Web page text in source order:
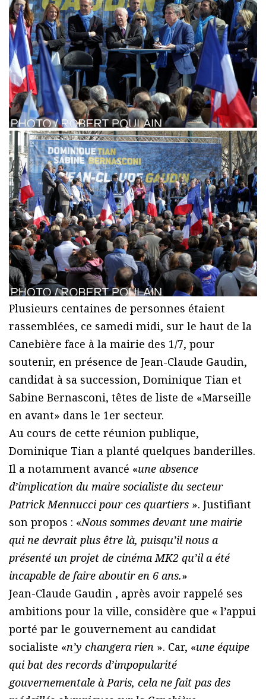
Plusieurs centaines de personnes étaient
rassemblées, ce samedi midi, sur le haut de la
Canebière face à la mairie des 1/7, pour
soutenir, en présence de Jean-Claude Gaudin,
candidat à sa succession, Dominique Tian et
Sabine Bernasconi, têtes de liste de «Marseille
en avant» dans le 1er secteur.
Au cours de cette réunion publique,
Dominique Tian a planté quelques banderilles.
Il a notamment avancé «une absence
d’implication du maire socialiste du secteur
Patrick Mennucci pour ces quartiers ». Justifiant
son propos : «Nous sommes devant une mairie
qui ne devrait plus être là, puisqu’il nous a
présenté un projet de cinéma MK2 qu’il a été
incapable de faire aboutir en 6 ans.»
Jean-Claude Gaudin , après avoir rappelé ses
ambitions pour la ville, considère que « l’appui
porté par le gouvernement au candidat
socialiste «n’y changera rien ». Car, «une équipe
qui bat des records d’impopularité
gouvernementale à Paris, cela ne fait pas des